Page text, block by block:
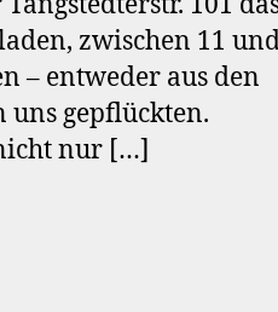
zwischen 11
– entweder aus den
uns gepflückten.
nur […]